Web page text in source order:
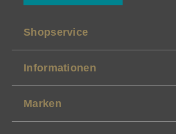
Shopservice
Informationen
Marken